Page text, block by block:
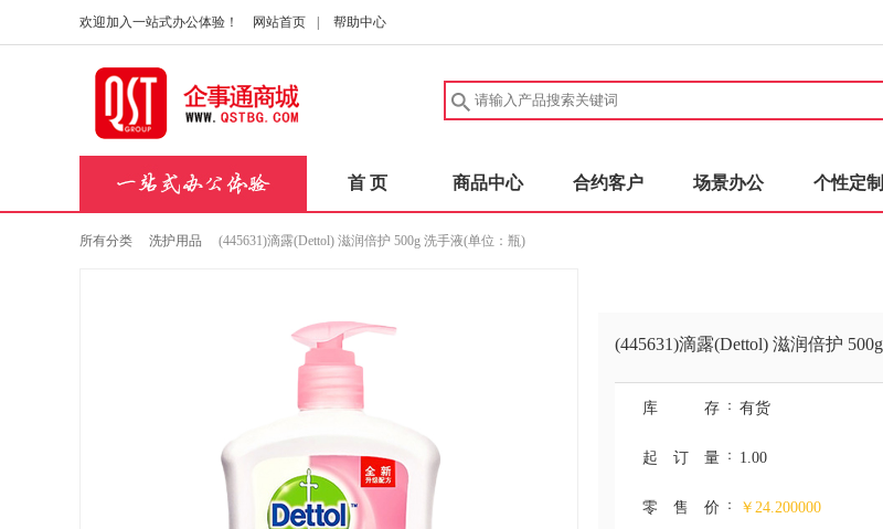
欢迎加入一站式办公体验！ 网站首页 帮助中心
首 页 商品中心 合约客户 场景办公 个性定制
所有分类 洗护用品 (445631)滴露(Dettol) 滋润倍护 500g 洗手液(单位：瓶)
(445631)滴露(Dettol) 滋润倍护
库 存 ： 有货
起订量 ： 1.00
零售价 ： ￥24.200000